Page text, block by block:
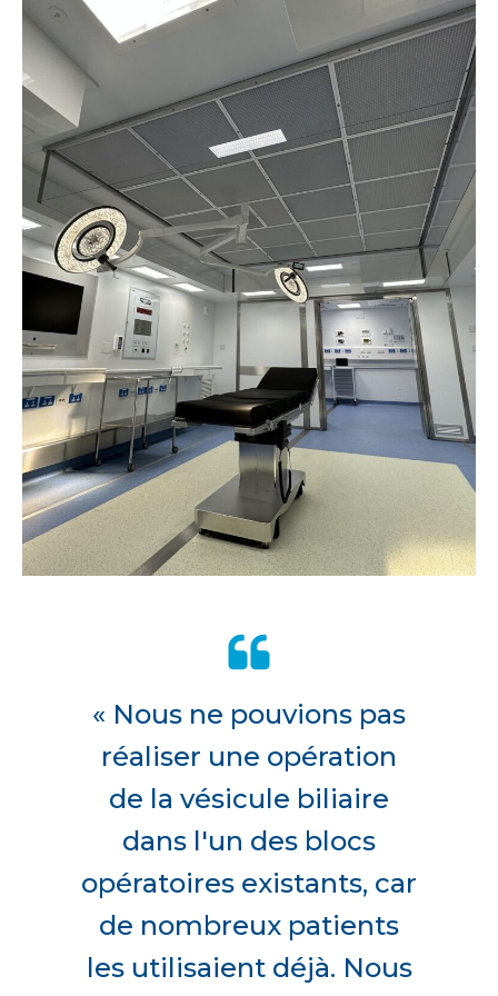
« Nous ne pouvions pas
réaliser une opération
de la vésicule biliaire
dans l'un des blocs
opératoires existants, car
de nombreux patients
les utilisaient déjà. Nous